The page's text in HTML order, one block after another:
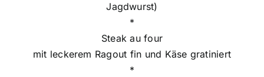
Jagdwurst)
*
Steak au four
mit leckerem Ragout fin und Käse gratiniert
*